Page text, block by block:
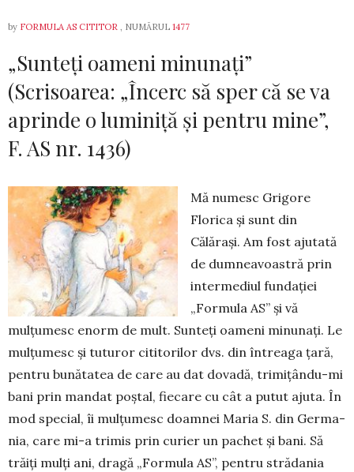
by FORMULA AS CITITOR , NUMĂRUL 1477
„Sunteți oameni minunați”
(Scrisoarea: „Încerc să sper că se va
aprinde o luminiță și pentru mine”,
F. AS nr. 1436)
Mă numesc Grigore
Florica și sunt din
Călărași. Am fost ajutată
de dumneavoastră prin
intermediul fundației
„Formula AS” și vă
mulțumesc enorm de mult. Sunteți oameni minunați. Le
mulțumesc și tu­tu­ror cititorilor dvs. din întreaga țară,
pentru bună­ta­tea de care au dat dovadă, trimițându-mi
bani prin man­dat poștal, fiecare cu cât a putut ajuta. În
mod spe­cial, îi mulțumesc doamnei Maria S. din Ger­ma­
nia, care mi-a trimis prin curier un pachet și bani. Să
trăiți mulți ani, dragă „Formula AS”, pentru stră­da­nia